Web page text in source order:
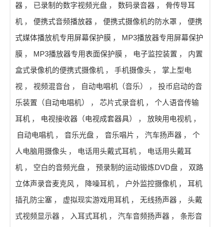
器 ， 已录制的数字视频光盘 ， 数码录音器 ，
骨传导耳
机 ， 便携式音频播放器 ， 便携式摄像机的防水罩 ，
便携
式媒体播放机专用屏幕保护膜 ，
MP3播放器专用屏幕保护
膜 ， MP3播放器专用表面保护膜 ， 电子监控装置 ，
内置
盒式录像机的便携式摄像机 ， 手机摄像头 ，
掌上型电
视 ， 视频混音台 ， 自动电唱机（音乐） ，
投币启动的音
乐装置（自动电唱机）
， 芯片式录音机 ，
个人语音传输
耳机 ， 电视接收器（电视成套器具） ， 放映用电视机 ，
自动电唱机 ， 音乐光盘 ， 音乐唱片 ， 汽车扬声器 ，
个
人电脑用摄像头 ， 电话用头戴式耳机 ，
电话用头戴耳
机 ， 空白的音频光盘 ， 预录制的运动锻炼DVD盘 ，
双路
立体声录音麦克风 ， 降噪耳机 ， 户外监控摄像机 ，
耳机
插孔防尘塞 ， 虚拟现实游戏用耳机 ， 无线扬声器 ，
头戴
式视频显示器 ， 入耳式耳机 ， 汽车音频扬声器 ，
条形音